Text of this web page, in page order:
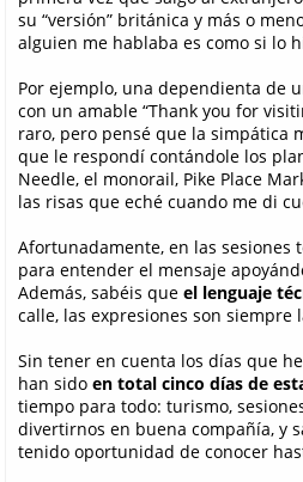
su “versión” británica y más o
alguien me hablaba es como si lo
Por ejemplo, una dependienta de
con un amable “Thank you for
raro, pero pensé que la simpática
que le respondí contándole los
Needle, el monorail, Pike Place
las risas que eché cuando me di
Afortunadamente, en las sesiones
para entender el mensaje
Además, sabéis que el lenguaje
calle, las expresiones son
Sin tener en cuenta los días que
han sido en total cinco días de
tiempo para todo: turismo,
divertirnos en buena compañía, y
tenido oportunidad de conocer